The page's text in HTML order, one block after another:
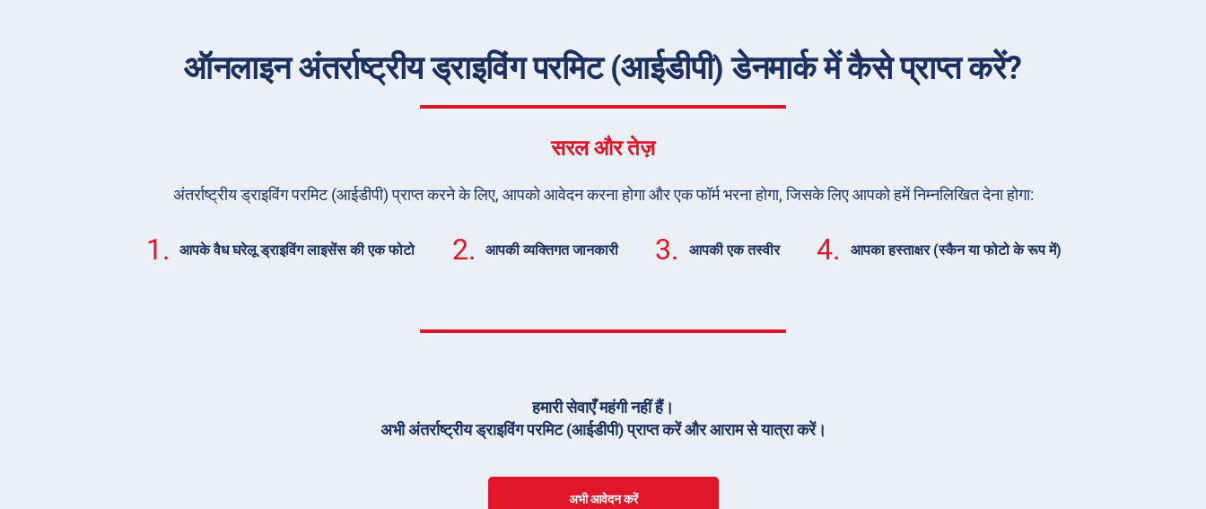
ऑनलाइन अंतर्राष्ट्रीय ड्राइविंग परमिट (आईडीपी) डेनमार्क में कैसे प्राप्त करें?
सरल और तेज़
अंतर्राष्ट्रीय ड्राइविंग परमिट (आईडीपी) प्राप्त करने के लिए, आपको आवेदन करना होगा और एक फॉर्म भरना होगा, जिसके लिए आपको हमें निम्नलिखित देना होगा:
1. आपके वैध घरेलू ड्राइविंग लाइसेंस की एक फोटो 2. आपकी व्यक्तिगत जानकारी 3. आपकी एक तस्वीर 4. आपका हस्ताक्षर (स्कैन या फोटो के रूप में)
हमारी सेवाएँ महंगी नहीं हैं।
अभी अंतर्राष्ट्रीय ड्राइविंग परमिट (आईडीपी) प्राप्त करें और आराम से यात्रा करें।
अभी आवेदन करें